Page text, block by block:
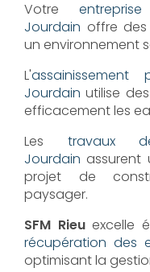
Votre
Jourdain offre
un environnement
L'
Jourdain utilise
efficacement les
Les travaux
Jourdain assurent
projet de
paysager.
SFM Rieuexcelle
récupération des
optimisant la